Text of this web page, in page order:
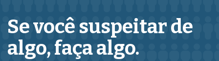
Se você suspeitar de
algo,faça algo.